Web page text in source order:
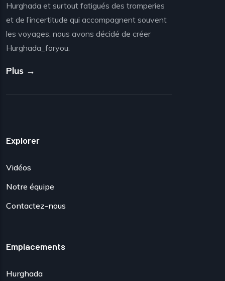
Hurghada et surtout fatigués des tromperies
et de l’incertitude qui accompagnent souvent
les voyages, nous avons décidé de créer
Hurghada_foryou.
Plus →
Explorer
Vidéos
Notre équipe
Contactez-nous
Emplacements
Hurghada